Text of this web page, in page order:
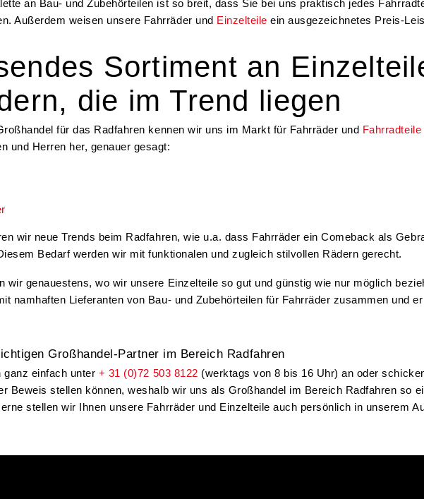
an Bau- und Zubehörteilen ist so breit, dass Sie bei uns praktisch jedes
Außerdem weisen unsere Fahrräder und Einzelteile ein ausgezeichnetes Preis-
Sortiment an
die im Trend liegen
für das Radfahren kennen wir uns im Markt für Fahrräder und Fahrradteile
und Herren her, genauer gesagt:
wir neue Trends beim Radfahren, wie u.a. dass Fahrräder ein Comeback als
Bedarf werden wir mit funktionalen und zugleich stilvollen Rädern gerecht.
wir genauestens, wo wir unsere Einzelteile so gut und günstig wie nur möglich
namhaften Lieferanten von Bau- und Zubehörteilen für Fahrräder zusammen und
Großhandel-Partner im Bereich Radfahren
ganz einfach unter + 31 (0)72 503 8122 (werktags von 8 bis 16 Uhr) an oder
Beweis stellen können, weshalb wir uns als Großhandel im Bereich Radfahren so
stellen wir Ihnen unsere Fahrräder und Einzelteile auch persönlich in unserem